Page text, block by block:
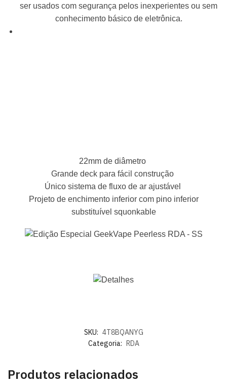
ser usados ​​com segurança pelos inexperientes ou sem
conhecimento básico de eletrônica.
22mm de diâmetro
Grande deck para fácil construção
Único sistema de fluxo de ar ajustável
Projeto de enchimento inferior com pino inferior
substituível squonkable
SKU: 4T8BQANYG
Categoria: RDA
Produtos relacionados